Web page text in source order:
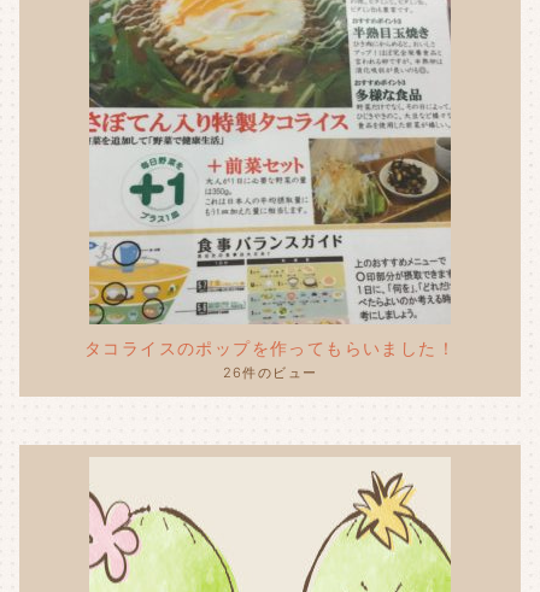
タコライスのポップを作ってもらいました！
26件のビュー